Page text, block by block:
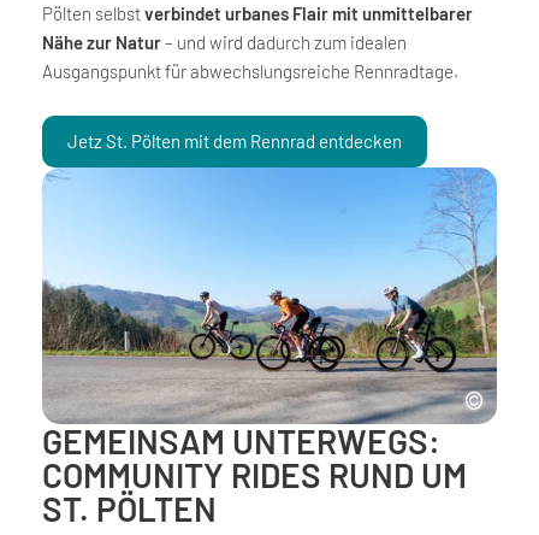
Pölten selbstverbindet urbanes Flair mit unmittelbarer
Nähe zur Natur– und wird dadurch zum idealen
Ausgangspunkt für abwechslungsreiche Rennradtage.
Jetz St. Pölten mit dem Rennrad entdecken
GEMEINSAM UNTERWEGS:
COMMUNITY RIDES RUND UM
ST. PÖLTEN